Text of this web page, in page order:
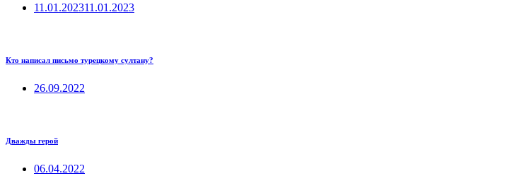
11.01.202311.01.2023
Кто написал письмо турецкому султану?
26.09.2022
Дважды герой
06.04.2022